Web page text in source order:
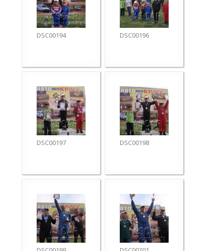
DSC00194 DSC00196
DSC00197 DSC00198